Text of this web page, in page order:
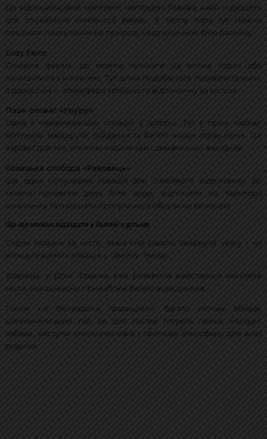
Це відпочинковий комплекс неподалік Львова, який підходить
для спокійного сімейного виїзду. У теплу пору тут можна
поєднати прогулянки на природі з відпочинком біля басейну.
Cozy Farm
Сімейна ферма, де можна приїхати на кілька годин або
залишитися з ночівлею. Тут дітям подобається годувати тварин,
а дорослим — атмосфера затишного відпочинку за містом.
Парк розваг «Уруру»
Одна з найактивніших локацій у добірці. Тут є гірки, тюбінг,
мотузкові маршрути, гойдалки та багато інших атракціонів. Це
варіант для тих, хто хоче насичений і динамічний вихідний.
Козацька слобода «Раковець»
Ще одна популярна локація для сімейного відпочинку, де
можна провести день біля води, відпочити на території
комплексу та поєднати прогулянку з обідом чи вечерею.
Що ще можна відвідати у Львові з дітьми
Окрім поїздок за місто, львів’яни радять звернути увагу і на
кілька сезонних локацій у самому Львові.
Зокрема, у Домі Франка вже розквітла найстаріша магнолія
міста, яка щовесни приваблює багато відвідувачів.
Також на Великдень традиційно багато охочих збирає
Шевченківський гай, де для гостей готують гаївки, народні
забави, виступи етноколективів і святкову атмосферу для всієї
родини.